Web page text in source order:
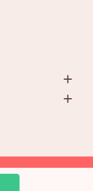
| Fleuriste en ligne